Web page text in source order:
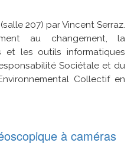
207) par Vincent Serraz.
au changement, la
et les outils informatiques
Sociétale et du
Collectif en
à caméras